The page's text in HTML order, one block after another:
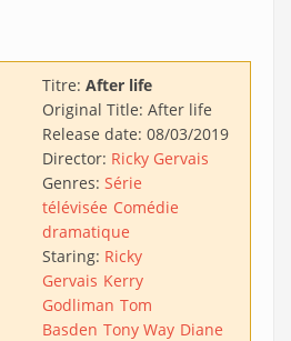
Titre: After life
Original Title: After life
Release date: 08/03/2019
Director: Ricky Gervais
Genres: Série
télévisée Comédie
dramatique
Staring: Ricky
Gervais Kerry
Godliman Tom
Basden Tony Way Diane